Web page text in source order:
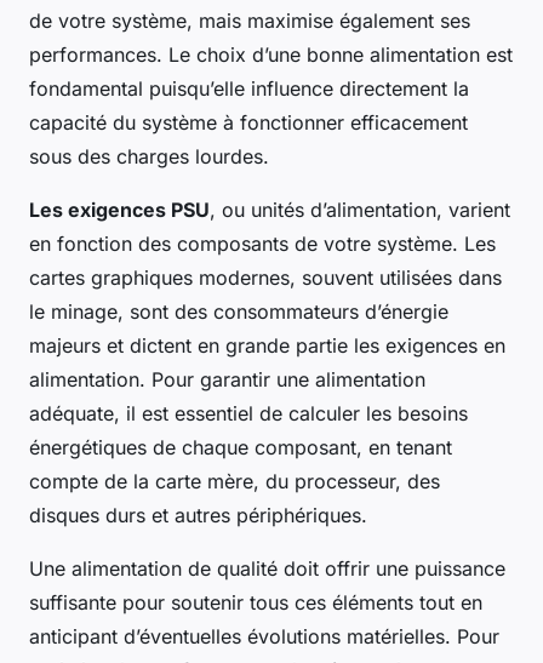
de votre système, mais maximise également ses
performances. Le choix d’une bonne alimentation est
fondamental puisqu’elle influence directement la
capacité du système à fonctionner efficacement
sous des charges lourdes.
Les exigences PSU, ou unités d’alimentation, varient
en fonction des composants de votre système. Les
cartes graphiques modernes, souvent utilisées dans
le minage, sont des consommateurs d’énergie
majeurs et dictent en grande partie les exigences en
alimentation. Pour garantir une alimentation
adéquate, il est essentiel de calculer les besoins
énergétiques de chaque composant, en tenant
compte de la carte mère, du processeur, des
disques durs et autres périphériques.
Une alimentation de qualité doit offrir une puissance
suffisante pour soutenir tous ces éléments tout en
anticipant d’éventuelles évolutions matérielles. Pour